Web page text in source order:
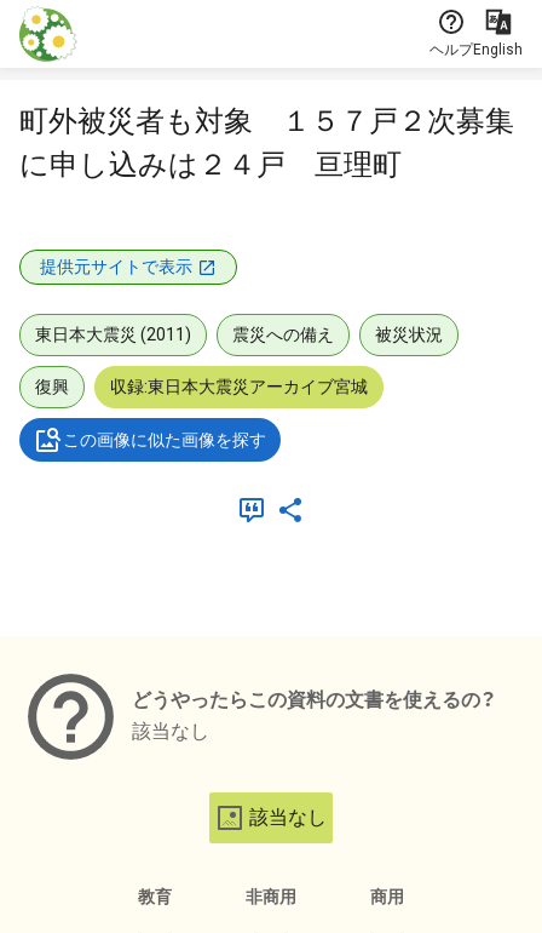
本文に飛ぶ
ヘルプEnglish
町外被災者も対象 １５７戸２次募集
に申し込みは２４戸 亘理町
提供元サイトで表示
東日本大震災 (2011) 震災への備え 被災状況
復興 収録:東日本大震災アーカイブ宮城
この画像に似た画像を探す
どうやったらこの資料の文書を使えるの？
該当なし
該当なし
教育 非商用 商用